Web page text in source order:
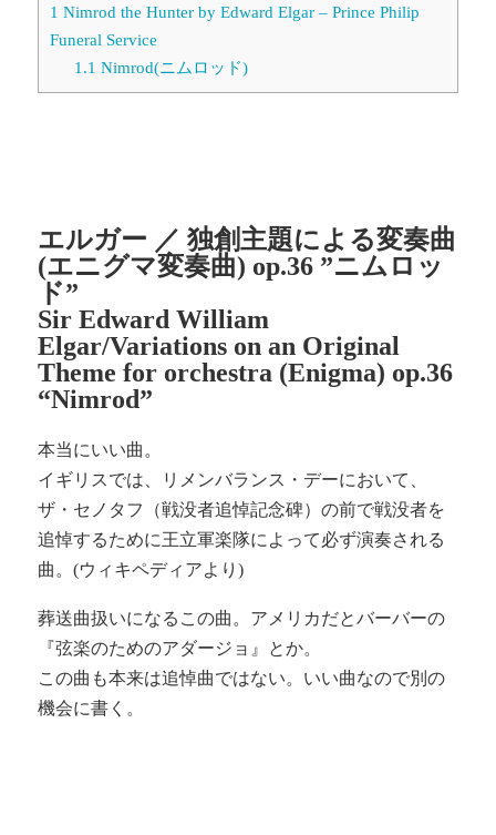
1 Nimrod the Hunter by Edward Elgar – Prince Philip
Funeral Service
1.1 Nimrod(ニムロッド)
エルガー ／ 独創主題による変奏曲
(エニグマ変奏曲) op.36 ”ニムロッ
ド”
Sir Edward William
Elgar/Variations on an Original
Theme for orchestra (Enigma) op.36
“Nimrod”
本当にいい曲。
イギリスでは、リメンバランス・デーにおいて、
ザ・セノタフ（戦没者追悼記念碑）の前で戦没者を
追悼するために王立軍楽隊によって必ず演奏される
曲。(ウィキペディアより)
葬送曲扱いになるこの曲。アメリカだとバーバーの
『弦楽のためのアダージョ』とか。
この曲も本来は追悼曲ではない。いい曲なので別の
機会に書く。